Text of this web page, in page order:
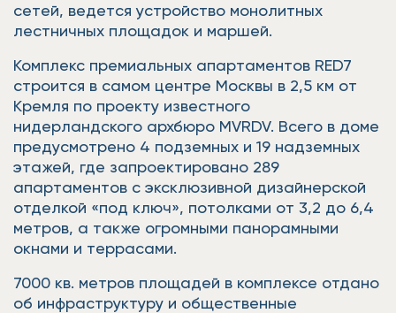
сетей, ведется устройство монолитных
лестничных площадок и маршей.
Комплекс премиальных апартаментов RED7
строится в самом центре Москвы в 2,5 км от
Кремля по проекту известного
нидерландского архбюро MVRDV. Всего в доме
предусмотрено 4 подземных и 19 надземных
этажей, где запроектировано 289
апартаментов с эксклюзивной дизайнерской
отделкой «под ключ», потолками от 3,2 до 6,4
метров, а также огромными панорамными
окнами и террасами.
7000 кв. метров площадей в комплексе отдано
об инфраструктуру и общественные